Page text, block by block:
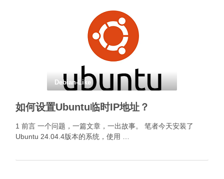
Debian-Like
如何设置Ubuntu临时IP地址？
1 前言 一个问题，一篇文章，一出故事。 笔者今天安装了
Ubuntu 24.04.4版本的系统，使用 …